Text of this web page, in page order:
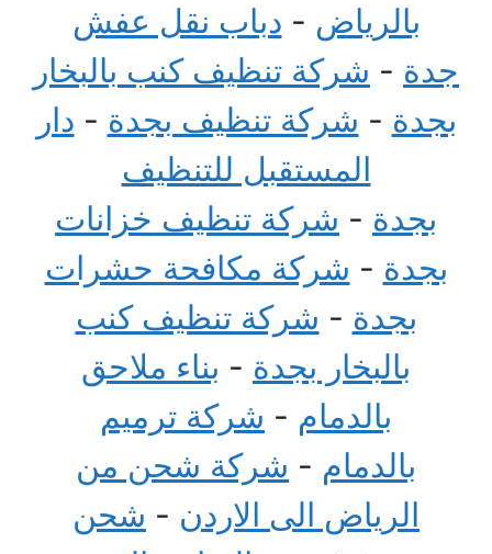
بالرياض - دباب نقل عفش
جدة - شركة تنظيف كنب بالبخار
بجدة - شركة تنظيف بجدة - دار
المستقبل للتنظيف
بجدة - شركة تنظيف خزانات
بجدة - شركة مكافحة حشرات
بجدة - شركة تنظيف كنب
بالبخار بجدة - بناء ملاحق
بالدمام - شركة ترميم
بالدمام - شركة شحن من
الرياض الى الاردن - شحن